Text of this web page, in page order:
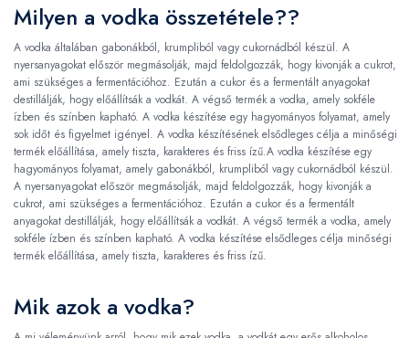
Milyen a vodka összetétele??
A vodka általában gabonákból, krumpliból vagy cukornádból készül. A
nyersanyagokat először megmásolják, majd feldolgozzák, hogy kivonják a cukrot,
ami szükséges a fermentációhoz. Ezután a cukor és a fermentált anyagokat
destillálják, hogy előállítsák a vodkát. A végső termék a vodka, amely sokféle
ízben és színben kapható. A vodka készítése egy hagyományos folyamat, amely
sok időt és figyelmet igényel. A vodka készítésének elsődleges célja a minőségi
termék előállítása, amely tiszta, karakteres és friss ízű.A vodka készítése egy
hagyományos folyamat, amely gabonákból, krumpliból vagy cukornádból készül.
A nyersanyagokat először megmásolják, majd feldolgozzák, hogy kivonják a
cukrot, ami szükséges a fermentációhoz. Ezután a cukor és a fermentált
anyagokat destillálják, hogy előállítsák a vodkát. A végső termék a vodka, amely
sokféle ízben és színben kapható. A vodka készítése elsődleges célja minőségi
termék előállítása, amely tiszta, karakteres és friss ízű.
Mik azok a vodka?